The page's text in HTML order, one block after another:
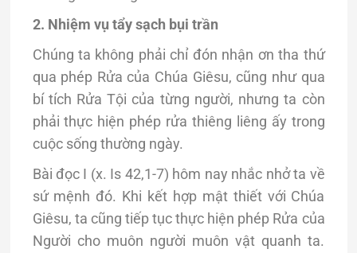
2. Nhiệm vụ tẩy sạch bụi trần
Chúng ta không phải chỉ đón nhận ơn tha thứ
qua phép Rửa của Chúa Giêsu, cũng như qua
bí tích Rửa Tội của từng người, nhưng ta còn
phải thực hiện phép rửa thiêng liêng ấy trong
cuộc sống thường ngày.
Bài đọc I (x. Is 42,1-7) hôm nay nhắc nhở ta về
sứ mệnh đó. Khi kết hợp mật thiết với Chúa
Giêsu, ta cũng tiếp tục thực hiện phép Rửa của
Người cho muôn người muôn vật quanh ta.